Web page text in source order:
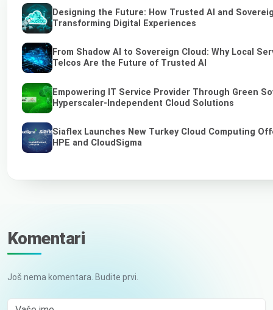
Designing the Future: How Trusted AI and
Transforming Digital Experiences
From Shadow AI to Sovereign Cloud: Why Local
Telcos Are the Future of Trusted AI
Empowering IT Service Provider Through Green
Hyperscaler-Independent Cloud Solutions
Siaflex Launches New Turkey Cloud Computing
HPE and CloudSigma
Komentari
Još nema komentara. Budite prvi.
Vaše ime